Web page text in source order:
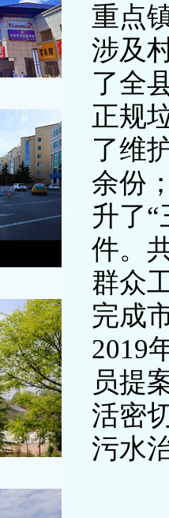
重点
涉及
了全
正规
了维
余份
升了
件。
群众
完成
2019
员提
活密
污水